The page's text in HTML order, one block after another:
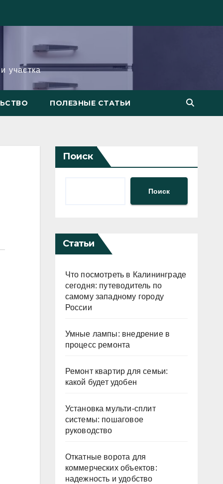
участка
ПОЛЕЗНЫЕ СТАТЬИ
Поиск
Поиск
Статьи
Что посмотреть в Калининграде
сегодня: путеводитель по
самому западному городу
России
Умные лампы: внедрение в
процесс ремонта
Ремонт квартир для семьи:
какой будет удобен
Установка мульти-сплит
системы: пошаговое
руководство
Откатные ворота для
коммерческих объектов:
надежность и удобство